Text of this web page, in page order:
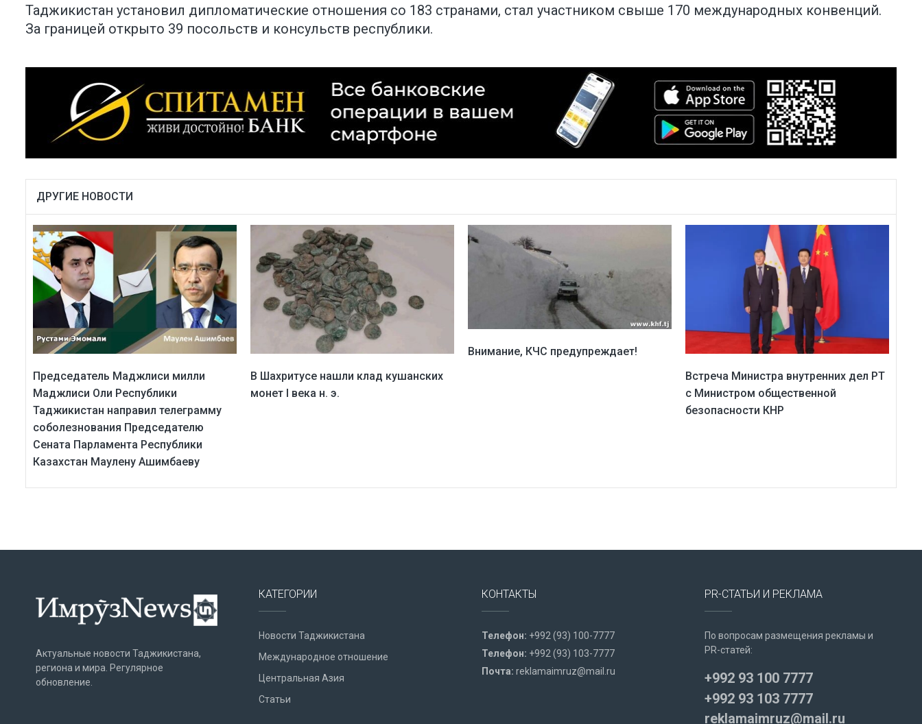
Таджикистан установил дипломатические отношения со 183 странами, стал участником свыше 170 международных конвенций.
За границей открыто 39 посольств и консульств республики.
ДРУГИЕ НОВОСТИ
Председатель Маджлиси милли
Маджлиси Оли Республики
Таджикистан направил телеграмму
соболезнования Председателю
Сената Парламента Республики
Казахстан Маулену Ашимбаеву
В Шахритусе нашли клад кушанских
монет I века н. э.
Внимание, КЧС предупреждает!
Встреча Министра внутренних дел РТ
с Министром общественной
безопасности КНР
Актуальные новости Таджикистана,
региона и мира. Регулярное
обновление.
КАТЕГОРИИ
Новости Таджикистана
Международное отношение
Центральная Азия
Статьи
КОНТАКТЫ
Телефон: +992 (93) 100-7777
Телефон: +992 (93) 103-7777
Почта: reklamaimruz@mail.ru
PR-СТАТЬИ И РЕКЛАМА
По вопросам размещения рекламы и
PR-статей:
+992 93 100 7777
+992 93 103 7777
reklamaimruz@mail.ru